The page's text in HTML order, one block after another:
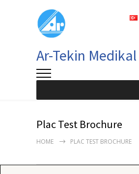
Ar-Tekin Medikal
Plac Test Brochure
HOME PLAC TEST BROCHURE